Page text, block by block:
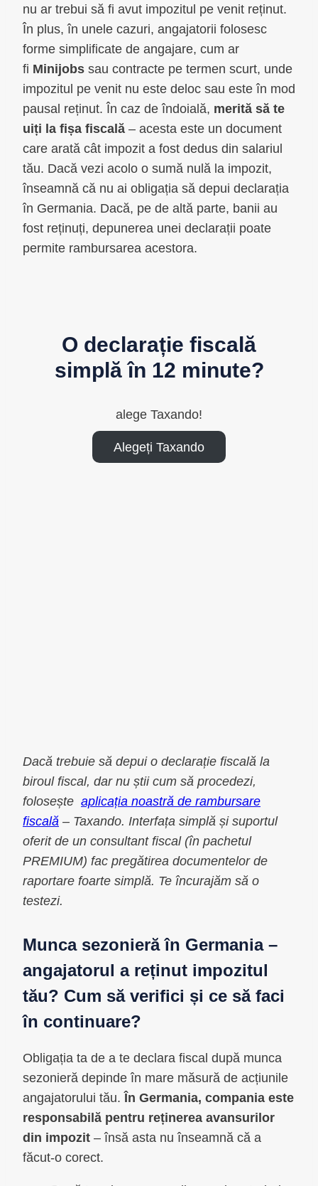
nu ar trebui să fi avut impozitul pe venit reținut.
În plus, în unele cazuri, angajatorii folosesc
forme simplificate de angajare, cum ar
fi Minijobs sau contracte pe termen scurt, unde
impozitul pe venit nu este deloc sau este în mod
pausal reținut. În caz de îndoială, merită să te
uiți la fișa fiscală – acesta este un document
care arată cât impozit a fost dedus din salariul
tău. Dacă vezi acolo o sumă nulă la impozit,
înseamnă că nu ai obligația să depui declarația
în Germania. Dacă, pe de altă parte, banii au
fost reținuți, depunerea unei declarații poate
permite rambursarea acestora.
O declarație fiscală
simplă în 12 minute?
alege Taxando!
Alegeți Taxando
Dacă trebuie să depui o declarație fiscală la
biroul fiscal, dar nu știi cum să procedezi,
folosește aplicația noastră de rambursare
fiscală – Taxando. Interfața simplă și suportul
oferit de un consultant fiscal (în pachetul
PREMIUM) fac pregătirea documentelor de
raportare foarte simplă. Te încurajăm să o
testezi.
Munca sezonieră în Germania –
angajatorul a reținut impozitul
tău? Cum să verifici și ce să faci
în continuare?
Obligația ta de a te declara fiscal după munca
sezonieră depinde în mare măsură de acțiunile
angajatorului tău. În Germania, compania este
responsabilă pentru reținerea avansurilor
din impozit – însă asta nu înseamnă că a
făcut-o corect.